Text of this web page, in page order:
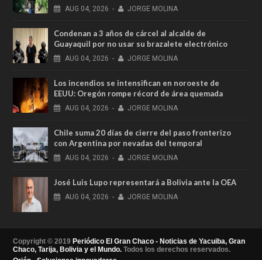
AUG 04, 2026 - JORGE MOLINA
Condenan a 3 años de cárcel al alcalde de
Guayaquil por no usar su brazalete electrónico
AUG 04, 2026 - JORGE MOLINA
Los incendios se intensifican en noroeste de
EEUU: Oregón rompe récord de área quemada
AUG 04, 2026 - JORGE MOLINA
Chile suma 20 días de cierre del paso fronterizo
con Argentina por nevadas del temporal
AUG 04, 2026 - JORGE MOLINA
José Luis Lupo representará a Bolivia ante la OEA
AUG 04, 2026 - JORGE MOLINA
Copyright © 2019 Periódico El Gran Chaco - Noticias de Yacuiba, Gran
Chaco, Tarija, Bolivia y el Mundo. Todos los derechos reservados.